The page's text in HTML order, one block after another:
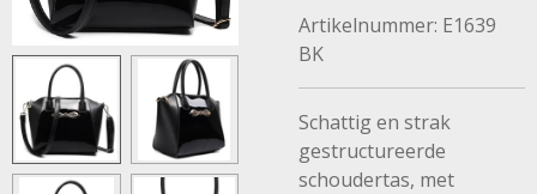
Artikelnummer: E1639
BK
Schattig en strak
gestructureerde
schoudertas, met